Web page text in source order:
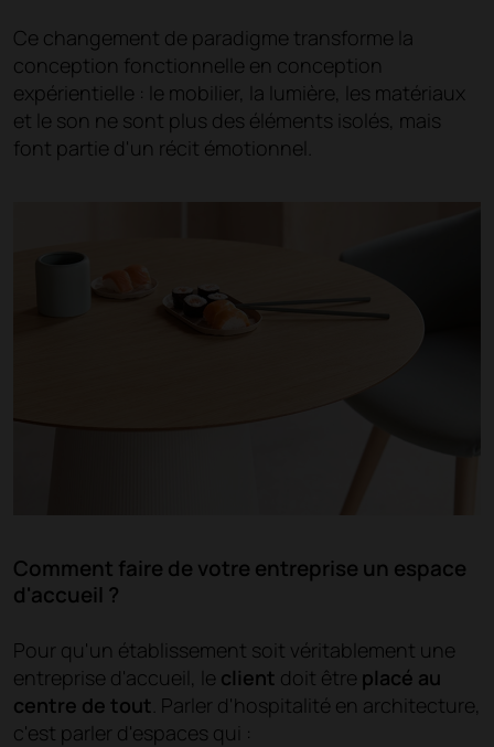
Ce changement de paradigme transforme la
conception fonctionnelle en conception
expérientielle : le mobilier, la lumière, les matériaux
et le son ne sont plus des éléments isolés, mais
font partie d'un récit émotionnel.
Comment faire de votre entreprise un espace
d'accueil ?
Pour qu'un établissement soit véritablement une
entreprise d'accueil, le client doit être placé au
centre de tout. Parler d'hospitalité en architecture,
c'est parler d'espaces qui :